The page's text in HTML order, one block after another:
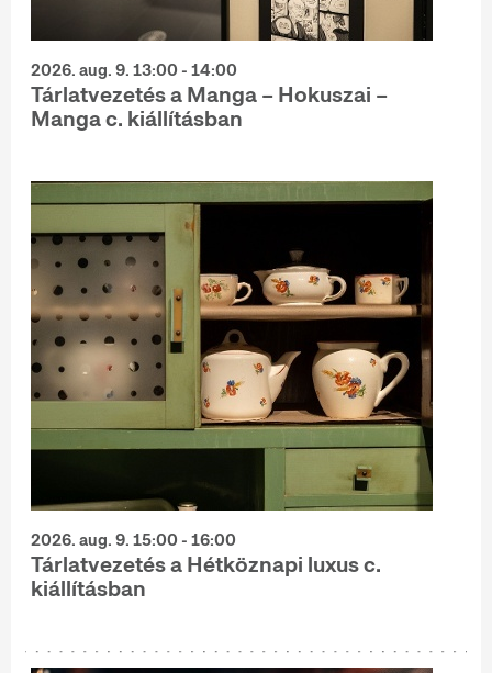
2026. aug. 9. 13:00 - 14:00
Tárlatvezetés a Manga – Hokuszai –
Manga c. kiállításban
2026. aug. 9. 15:00 - 16:00
Tárlatvezetés a Hétköznapi luxus c.
kiállításban